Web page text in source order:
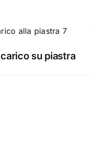
su piastra